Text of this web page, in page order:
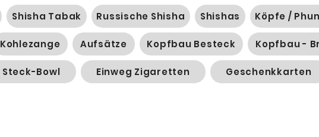
Shisha Tabak Russische Shisha Shishas Köpfe /
Kohlezange Aufsätze Kopfbau Besteck Kopfbau -
Steck-Bowl Einweg Zigaretten Geschenkkarten